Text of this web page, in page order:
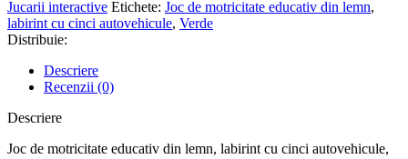
din
lemn,
labirint
cu
cinci
autovehicule,
Verde
Jucarii interactive Etichete: Joc de motricitate educativ din lemn,
labirint cu cinci autovehicule, Verde
Distribuie:
Descriere
Recenzii (0)
Descriere
Joc de motricitate educativ din lemn, labirint cu cinci autovehicule,